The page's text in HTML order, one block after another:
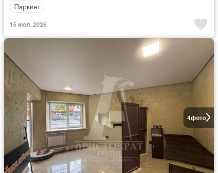
Паркинг
15 июл. 2026
4фото